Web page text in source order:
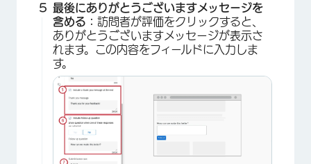
最後にありがとうございますメッセージを
含める： 訪問者が評価をクリックすると、
ありがとうございますメッセージが表示さ
れます。この内容をフィールドに入力しま
す。